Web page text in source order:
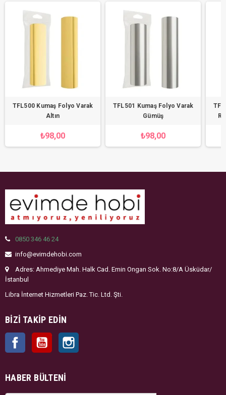
TFL500 Kumaş Folyo Varak
Altın
₺98,00
TFL501 Kumaş Folyo Varak
Gümüş
₺98,00
0850 346 46 24
info@evimdehobi.com
Adres: Ahmediye Mah. Halk Cad. Emin Ongan Sok. No:8/A Üsküdar/
İstanbul
Libra İnternet Hizmetleri Paz. Tic. Ltd. Şti.
BIZI TAKIP EDIN
Facebook YouTube
HABER BÜLTENI